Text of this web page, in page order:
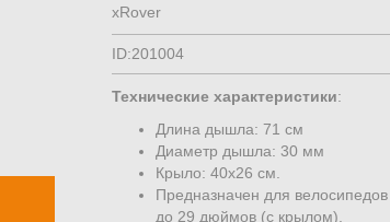
xRover
ID:201004
Технические характеристики:
Длина дышла: 71 см
Диаметр дышла: 30 мм
Крыло: 40x26 см.
Предназначен для
до 29 дюймов (с крылом).
ПОПРОБУЙТЕ